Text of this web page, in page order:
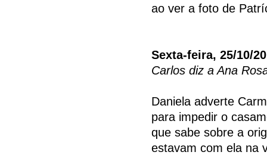
ao ver a foto de
Sexta-feira, 25/10/
Carlos diz a Ana
Daniela adverte
para impedir o
que sabe sobre a
estavam com ela na